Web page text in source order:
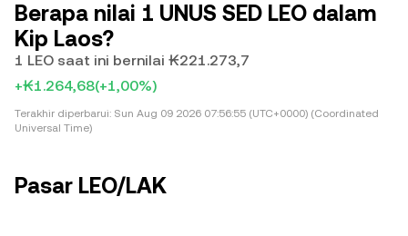
Berapa nilai 1 UNUS SED LEO dalam
Kip Laos?
1 LEO saat ini bernilai ₭221.273,7
+₭1.264,68(+1,00%)
Terakhir diperbarui: Sun Aug 09 2026 07:56:55 (UTC+0000) (Coordinated
Universal Time)
Pasar LEO/LAK